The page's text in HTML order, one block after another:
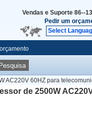
Vendas e Suporte 86--
Pedir um
Select
AC220V 60HZ para
de 2500W